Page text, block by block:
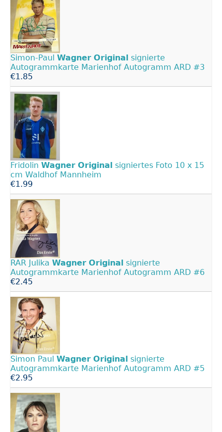
Simon-Paul Wagner Original signierte
Autogrammkarte Marienhof Autogramm ARD #3
€1.85
Fridolin Wagner Original signiertes Foto 10 x 15
cm Waldhof Mannheim
€1.99
RAR Julika Wagner Original signierte
Autogrammkarte Marienhof Autogramm ARD #6
€2.45
Simon Paul Wagner Original signierte
Autogrammkarte Marienhof Autogramm ARD #5
€2.95